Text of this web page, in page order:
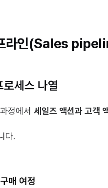
라인(Sales
세스 나열
정에서 세일즈 액션과 고객
다.